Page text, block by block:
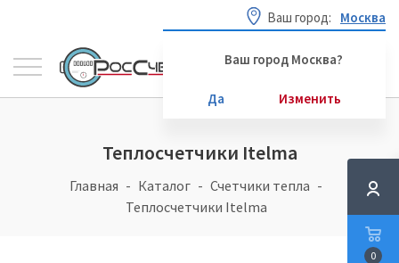
Ваш город: Москва
Ваш город Москва?
Да Изменить
Теплосчетчики Itelma
Главная Каталог
Счетчики тепла
Теплосчетчики Itelma
0